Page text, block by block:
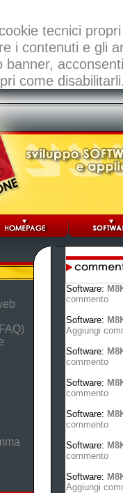
tecnici
i contenuti e gli
banner,
come
Software:
commento
Software:
Aggiungi
Software:
commento
Software:
commento
Software:
commento
Software:
commento
Software:
Aggiungi